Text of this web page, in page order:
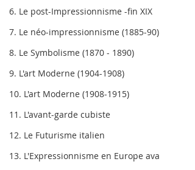
6. Le post-Impressionnisme -fin XIX
7. Le néo-impressionnisme (1885-90)
8. Le Symbolisme (1870 - 1890)
9. L'art Moderne (1904-1908)
10. L'art Moderne (1908-1915)
11. L'avant-garde cubiste
12. Le Futurisme italien
13. L'Expressionnisme en Europe ava